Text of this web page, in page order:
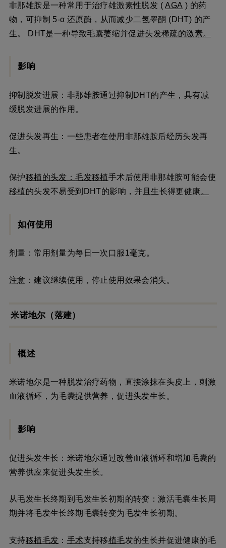
非那雄胺是一种常用于治疗雄激素性脱发 (AGA ) 的药
物，可抑制 5-α 还原酶，从而减少二氢睾酮 (DHT) 的产
生。 DHT是一种导致毛囊萎缩并促进头发稀疏的激素。
影响
抑制脱发进展：非那雄胺通过抑制DHT的产生，具有减
缓脱发进展的作用。
促进头发再生：一些患者在使用非那雄胺后经历头发再
生。
保护移植的头发：毛发移植手术后使用非那雄胺可能会使
移植的头发不易受到DHT的影响，并且生长得更健康 。
如何使用
剂量：常用剂量为每日一次口服1毫克。
注意：建议继续使用，停止使用效果会消失。
米诺地尔（落建）
概述
米诺地尔是一种脱发治疗药物，直接涂抹在头皮上，刺激
血液循环，为毛囊提供营养，促进头发生长。
影响
促进头发生长：米诺地尔通过改善血液循环和增加毛囊的
营养供应来促进头发生长。
从毛发生长终期到毛发生长初期的转变：激活毛囊生长周
期并将毛发生长终期毛囊转变为毛发生长初期。
支持移植毛发 ： 手术支持移植毛发的生长并促进健康的毛